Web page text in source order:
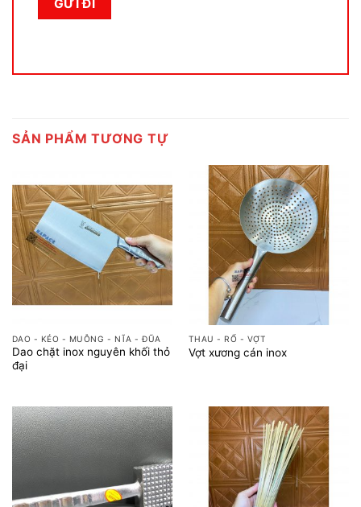
SẢN PHẨM TƯƠNG TỰ
DAO - KÉO - MUỖNG - NĨA - ĐŨA
Dao chặt inox nguyên khối thỏ
đại
THAU - RỔ - VỢT
Vợt xương cán inox